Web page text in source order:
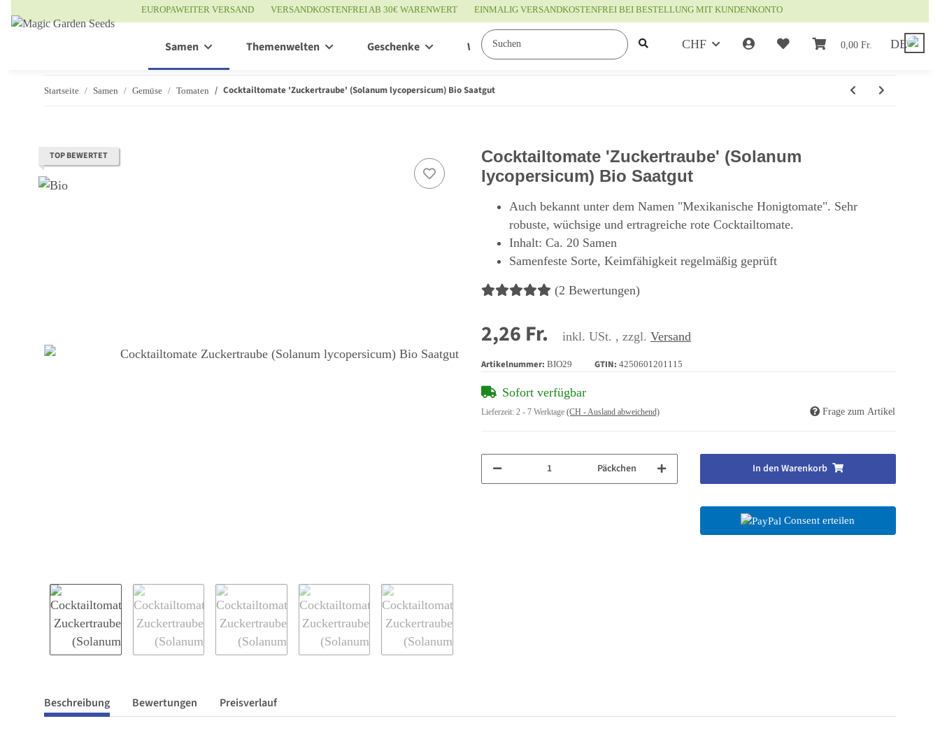
EUROPAWEITER VERSAND VERSANDKOSTENFREI AB 30€ WARENWERT EINMALIG VERSANDKOSTENFREI BEI BESTELLUNG MIT KUNDENKONTO
CHF 0,00 Fr. DE
Samen Themenwelten Geschenke Wissenswertes
Startseite Samen Gemüse Tomaten Cocktailtomate 'Zuckertraube' (Solanum lycopersicum) Bio Saatgut
TOP BEWERTET
Cocktailtomate 'Zuckertraube' (Solanum
lycopersicum) Bio Saatgut
Auch bekannt unter dem Namen "Mexikanische Honigtomate". Sehr
robuste, wüchsige und ertragreiche rote Cocktailtomate.
Inhalt: Ca. 20 Samen
Samenfeste Sorte, Keimfähigkeit regelmäßig geprüft
(2 Bewertungen)
2,26 Fr. inkl. USt. , zzgl. Versand
Artikelnummer: BIO29 GTIN: 4250601201115
Sofort verfügbar
Lieferzeit: 2 - 7 Werktage (CH - Ausland abweichend) Frage zum Artikel
Päckchen In den Warenkorb
Consent erteilen
Beschreibung Bewertungen Preisverlauf